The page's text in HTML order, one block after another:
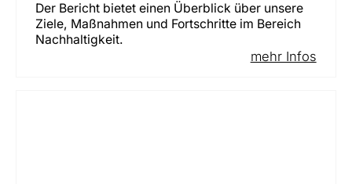
Der Bericht bietet einen Überblick über unsere
Ziele, Maßnahmen und Fortschritte im Bereich
Nachhaltigkeit.
mehr Infos